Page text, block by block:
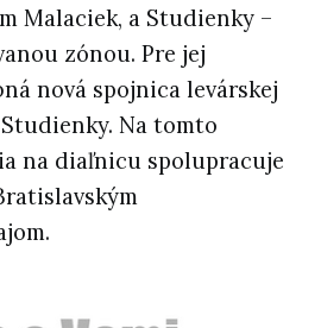
Malaciek, a Studienky –
zónou. Pre jej
nová spojnica levárskej
Na tomto
na diaľnicu spolupracuje